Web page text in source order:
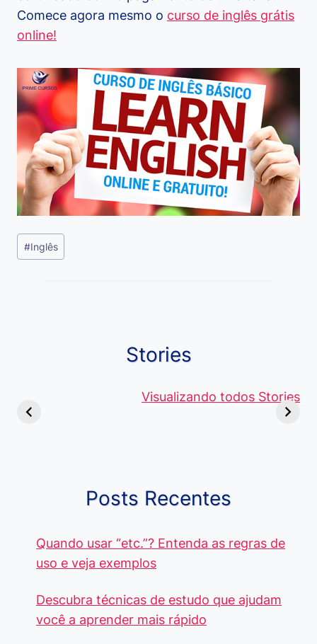
Comece agora mesmo o curso de inglês grátis
online!
Tags
do
#Inglês
Stories
Visualizando todos Stories
Diferença e
de 5 Centavos
Curso de
Pacote
Posts Recentes
Quando usar “etc.”? Entenda as regras de
uso e veja exemplos
Descubra técnicas de estudo que ajudam
você a aprender mais rápido